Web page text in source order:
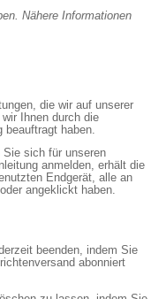
Nähere Informationen
die wir auf unserer
Ihnen durch die
beauftragt haben.
Sie sich für unseren
anmelden, erhält die
Endgerät, alle an
angeklickt haben.
beenden, indem Sie
abonniert